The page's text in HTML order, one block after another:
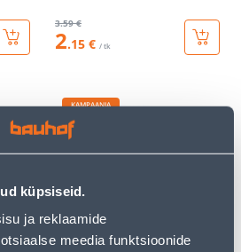
küpsiseid.
ja reklaamide
meedia funktsioonide
3.59 €
2.15 € / tk
KAMPAANIA
LIHTLÜLITI B2 IP54 MUST